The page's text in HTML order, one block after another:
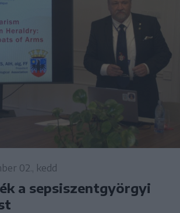
02., kedd
a sepsiszentgyörgyi